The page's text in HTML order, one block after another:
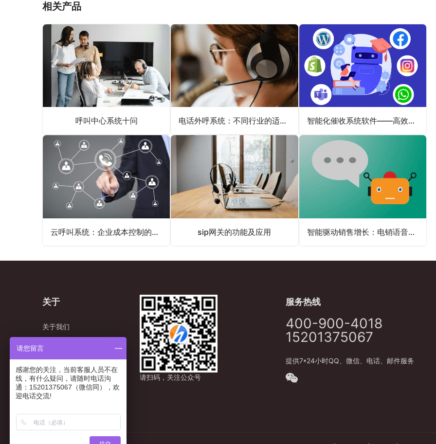
相关产品
呼叫中心系统十问 电话外呼系统：不同行业的适应性探索 智能化催收系统软件——高效提升催收效率与效果的专业利器
云呼叫系统：企业成本控制的新利器 sip网关的功能及应用 智能驱动销售增长：电销语音机器人的创新力量
关于
关于我们
资质&荣誉
成功案例
联系我们
请扫码，关注公众号
服务热线
400-900-4018
15201375067
提供7*24小时QQ、微信、电话、邮件服务
请您留言
感谢您的关注，当前客服人员不在
线，有什么疑问，请随时电话沟
通：15201375067（微信同），欢
迎电话交流!